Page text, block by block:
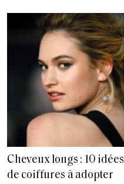
Cheveux longs : 10 idées
de coiffures à adopter